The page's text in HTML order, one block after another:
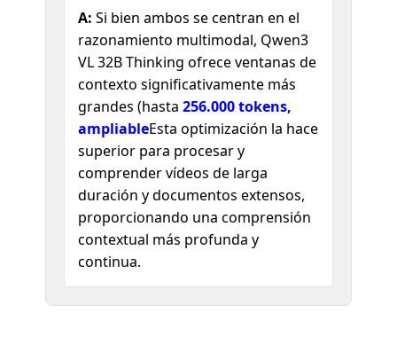
A: Si bien ambos se centran en el
razonamiento multimodal, Qwen3
VL 32B Thinking ofrece ventanas de
contexto significativamente más
grandes (hasta256.000 tokens,
ampliableEsta optimización la hace
superior para procesar y
comprender vídeos de larga
duración y documentos extensos,
proporcionando una comprensión
contextual más profunda y
continua.